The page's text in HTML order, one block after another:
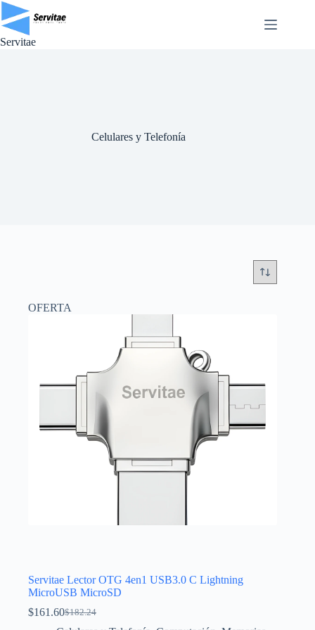
Saltar
al
contenido
Servitae
Celulares y Telefonía
OFERTA
Servitae Lector OTG 4en1 USB3.0 C Lightning
MicroUSB MicroSD
$182.24
El
$161.60El